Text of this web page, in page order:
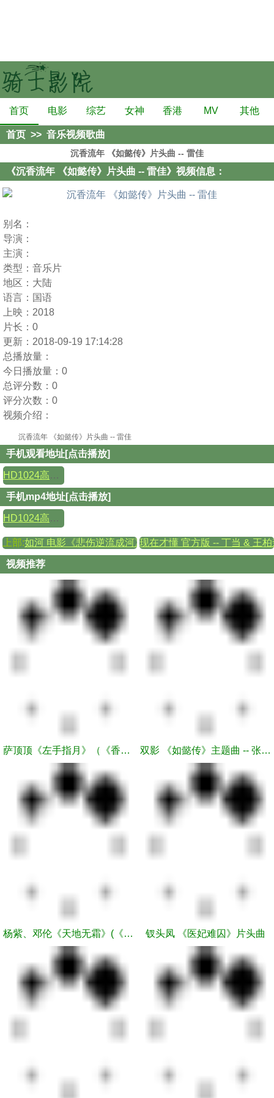
首页 电影 综艺 女神 香港 MV 其他
首页 >> 音乐视频歌曲
沉香流年 《如懿传》片头曲 -- 雷佳
《沉香流年 《如懿传》片头曲 -- 雷佳》视频信息：
别名：
导演：
主演：
类型： 音乐片
地区： 大陆
语言： 国语
上映： 2018
片长： 0
更新： 2018-09-19 17:14:28
总播放量：
今日播放量： 0
总评分数： 0
评分次数： 0
视频介绍：
沉香流年 《如懿传》片头曲 -- 雷佳
手机观看地址[点击播放]
HD1024高清国语版
手机mp4地址[点击播放]
HD1024高清国语版
上部:如河 电影《悲伤逆流成河》主题曲 -- 张韶涵
现在才懂 官方版 -- 丁当 & 王
视频推荐
萨顶顶《左手指月》（《香蜜沉沉烬如霜》电视剧片尾曲）官方版 双影 《如懿传》主题曲 -- 张惠妹 & 林忆莲
杨紫、邓伦《天地无霜》(《香蜜沉沉烬如霜》电视剧对唱主题曲)官方版 钗头凤 《医妃难囚》片头曲